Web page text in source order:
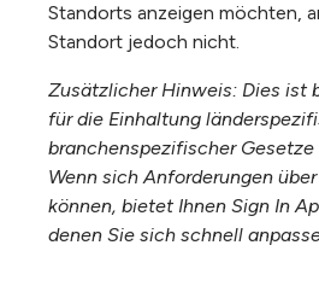
Standorts anzeigen möchten,
Standort jedoch nicht.
Zusätzlicher Hinweis: Dies ist
für die Einhaltung
branchenspezifischer
Wenn sich Anforderungen
können, bietet Ihnen Sign In
denen Sie sich schnell